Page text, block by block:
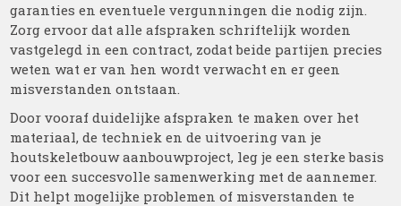
garanties en eventuele vergunningen die nodig zijn.
Zorg ervoor dat alle afspraken schriftelijk worden
vastgelegd in een contract, zodat beide partijen precies
weten wat er van hen wordt verwacht en er geen
misverstanden ontstaan.
Door vooraf duidelijke afspraken te maken over het
materiaal, de techniek en de uitvoering van je
houtskeletbouw aanbouwproject, leg je een sterke basis
voor een succesvolle samenwerking met de aannemer.
Dit helpt mogelijke problemen of misverstanden te